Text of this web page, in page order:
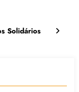
Solidários